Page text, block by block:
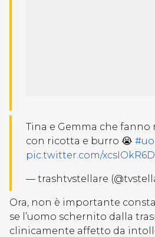
Tina e Gemma che fanno
con ricotta e burro 😭
pic.twitter.com/
— trashtvstellare
Ora, non è importante
se l’uomo schernito dalla
clinicamente affetto da